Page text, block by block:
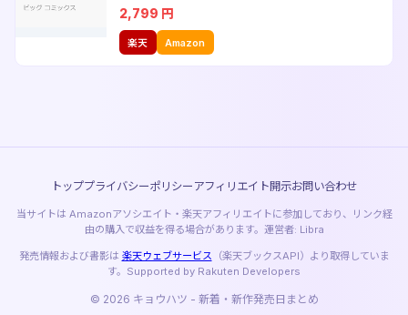
2,799 円
楽天 Amazon
トッププライバシーポリシー アフィリエイト開示お問い合わせ
当サイトは Amazonアソシエイト・楽天アフィリエイトに参加しており、リンク経
由の購入で収益を得る場合があります。運営者: Libra
発売情報および書影は 楽天ウェブサービス （楽天ブックスAPI）より取得していま
す。Supported by Rakuten Developers
© 2026 キョウハツ - 新着・新作発売日まとめ